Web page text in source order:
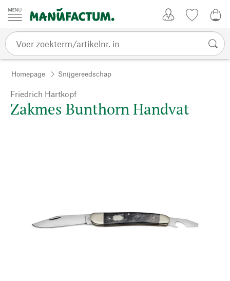
Passer au contenu
Homepage Snijgereedschap
Friedrich Hartkopf
Zakmes Bunthorn Handvat